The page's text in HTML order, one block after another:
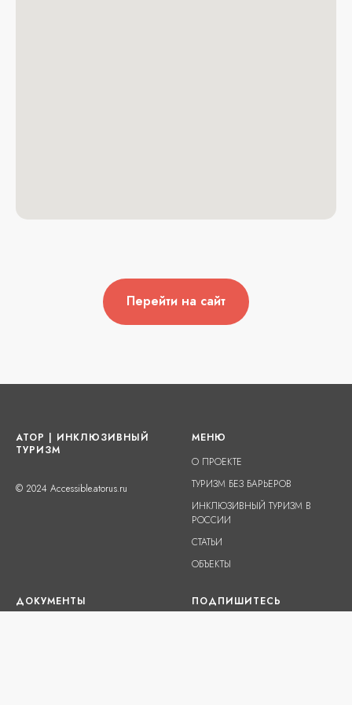
Перейти на сайт
АТОР | ИНКЛЮЗИВНЫЙ
ТУРИЗМ
© 2024 Accessible.atorus.ru
МЕНЮ
О ПРОЕКТЕ
ТУРИЗМ БЕЗ БАРЬЕРОВ
ИНКЛЮЗИВНЫЙ ТУРИЗМ В
РОССИИ
СТАТЬИ
ОБЪЕКТЫ
ДОКУМЕНТЫ
ПОДПИШИТЕСЬ